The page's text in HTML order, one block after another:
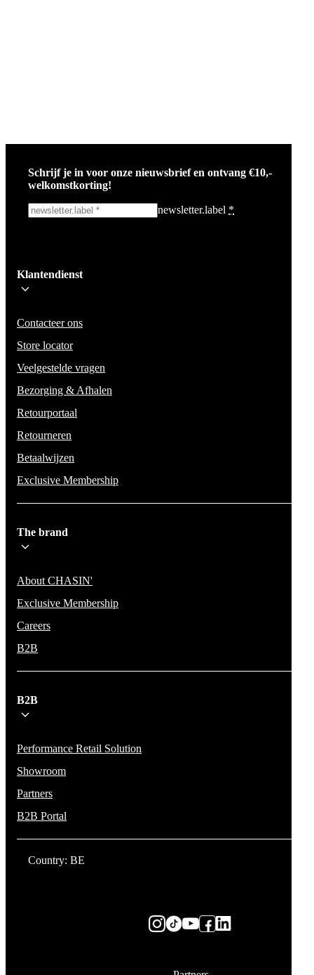
Schrijf je in voor onze nieuwsbrief en ontvang €10,-
welkomstkorting!
newsletter.label *
Wees op de hoogte voor het laatste nieuws, campagnes en acties. We
mail niet delen en geen spam verzenden.
Klantendienst
Contacteer ons
Store locator
Veelgestelde vragen
Bezorging & Afhalen
Retourportaal
Retourneren
Betaalwijzen
Exclusive Membership
The brand
About CHASIN'
Exclusive Membership
Careers
B2B
B2B
Performance Retail Solution
Showroom
Partners
B2B Portal
Country: BE